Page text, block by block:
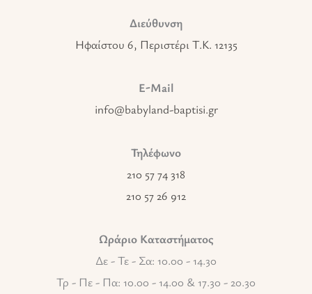
Διεύθυνση
Ηφαίστου 6, Περιστέρι T.K. 12135
E-Mail
info@babyland-baptisi.gr
Τηλέφωνο
210 57 74 318
210 57 26 912
Ωράριο Καταστήματος
Δε - Τε - Σα: 10.00 - 14.30
Τρ - Πε - Πα: 10.00 - 14.00 & 17.30 - 20.30